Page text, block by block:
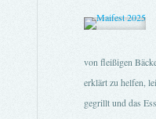
von fleißigen
erklärt zu helfen,
gegrillt und das